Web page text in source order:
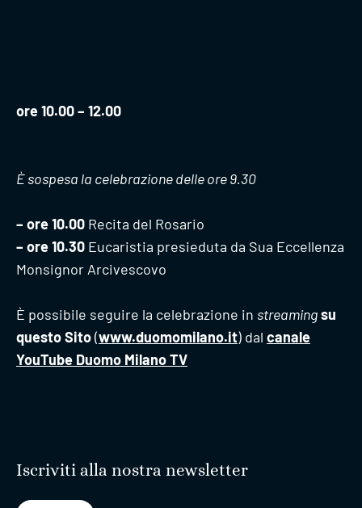
ore 10.00 – 12.00
È sospesa la celebrazione delle ore 9.30
– ore 10.00 Recita del Rosario
– ore 10.30 Eucaristia presieduta da Sua Eccellenza
Monsignor Arcivescovo
È possibile seguire la celebrazione in streamingsu
questo Sito(www.duomomilano.it) dal canale
YouTube Duomo Milano TV
Iscriviti alla nostra newsletter